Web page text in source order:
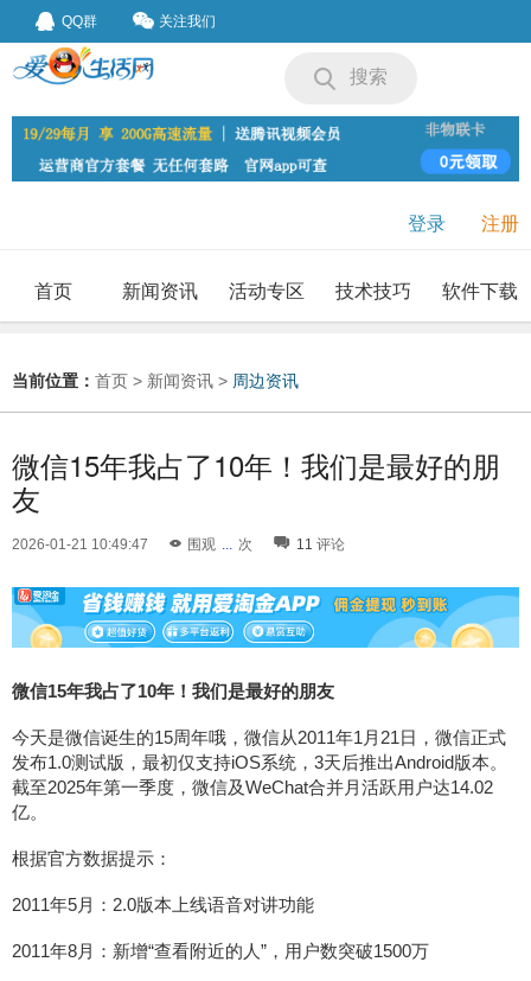
QQ群 关注我们
搜索
登录 注册
首页 新闻资讯 活动专区 技术技巧 软件下载
当前位置： 首页 > 新闻资讯 > 周边资讯
微信15年我占了10年！我们是最好的朋
友
2026-01-21 10:49:47 围观 ... 次 11 评论
微信15年我占了10年！我们是最好的朋友
今天是微信诞生的15周年哦，微信从2011年1月21日，微信正式
发布1.0测试版，最初仅支持iOS系统，3天后推出Android版本。
截至2025年第一季度，微信及WeChat合并月活跃用户达14.02
亿。
根据官方数据提示：
2011年5月：2.0版本上线语音对讲功能
2011年8月：新增“查看附近的人”，用户数突破1500万